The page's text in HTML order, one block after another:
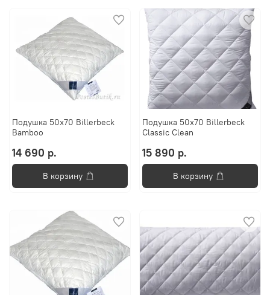
Подушка 50x70 Billerbeck
Bamboo
14 690 р.
В корзину
Подушка 50x70 Billerbeck
Classic Clean
15 890 р.
В корзину